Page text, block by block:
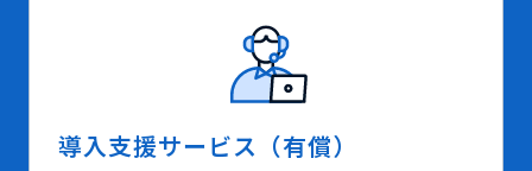
導入支援サービス（有償）